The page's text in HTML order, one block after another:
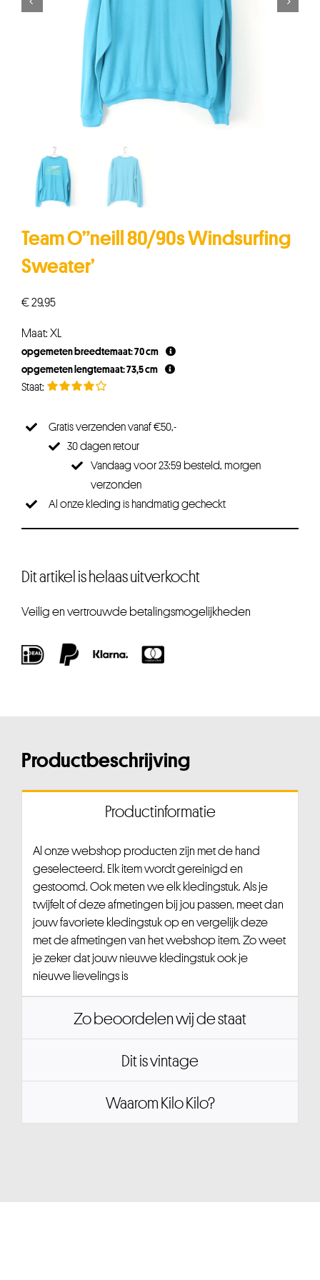
Team O”neill 80/90s Windsurfing
Sweater’
€29,95
Maat: XL
opgemeten breedtemaat: 70 cm
opgemeten lengtemaat: 73,5 cm
Gratis verzenden vanaf €50,-
30 dagen retour
Vandaag voor 23:59 besteld, morgen
verzonden
Al onze kleding is handmatig gecheckt
Dit artikel is helaas uitverkocht
Veilig en vertrouwde betalingsmogelijkheden
Productbeschrijving
Productinformatie
Al onze webshop producten zijn met de hand
geselecteerd. Elk item wordt gereinigd en
gestoomd. Ook meten we elk kledingstuk. Als je
twijfelt of deze afmetingen bij jou passen, meet dan
jouw favoriete kledingstuk op en vergelijk deze
met de afmetingen van het webshop item. Zo weet
je zeker dat jouw nieuwe kledingstuk ook je
nieuwe lievelings is
Zo beoordelen wij de staat
Dit is vintage
Waarom Kilo Kilo?